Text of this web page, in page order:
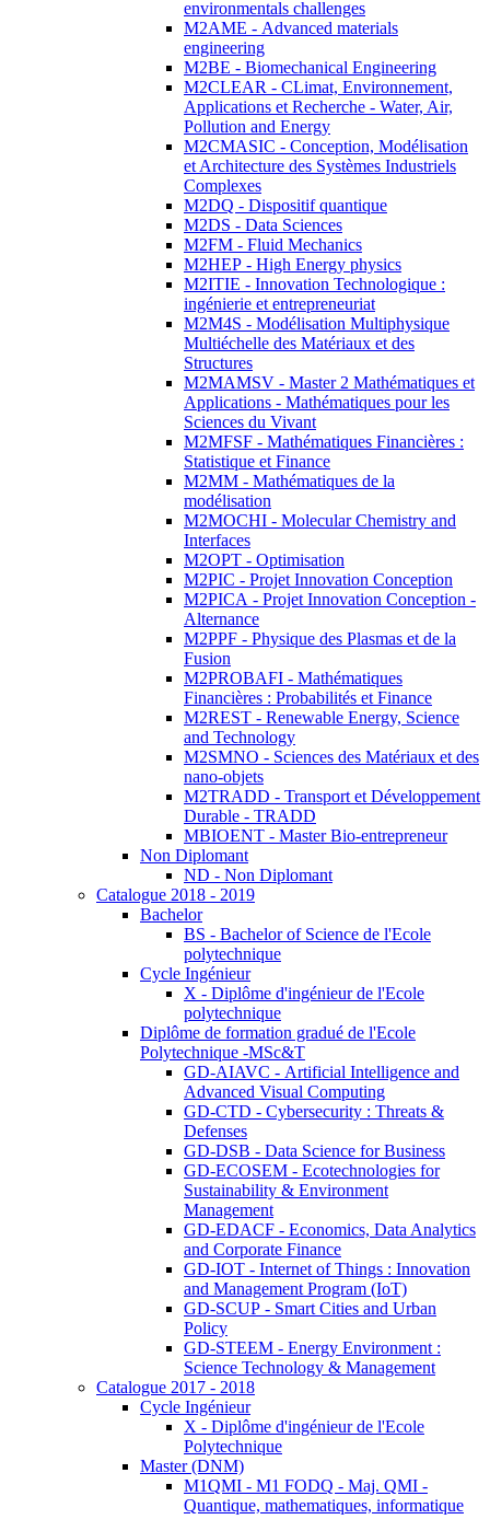
environmentals challenges
M2AME - Advanced materials
engineering
M2BE - Biomechanical Engineering
M2CLEAR - CLimat, Environnement,
Applications et Recherche - Water, Air,
Pollution and Energy
M2CMASIC - Conception, Modélisation
et Architecture des Systèmes Industriels
Complexes
M2DQ - Dispositif quantique
M2DS - Data Sciences
M2FM - Fluid Mechanics
M2HEP - High Energy physics
M2ITIE - Innovation Technologique :
ingénierie et entrepreneuriat
M2M4S - Modélisation Multiphysique
Multiéchelle des Matériaux et des
Structures
M2MAMSV - Master 2 Mathématiques et
Applications - Mathématiques pour les
Sciences du Vivant
M2MFSF - Mathématiques Financières :
Statistique et Finance
M2MM - Mathématiques de la
modélisation
M2MOCHI - Molecular Chemistry and
Interfaces
M2OPT - Optimisation
M2PIC - Projet Innovation Conception
M2PICA - Projet Innovation Conception -
Alternance
M2PPF - Physique des Plasmas et de la
Fusion
M2PROBAFI - Mathématiques
Financières : Probabilités et Finance
M2REST - Renewable Energy, Science
and Technology
M2SMNO - Sciences des Matériaux et des
nano-objets
M2TRADD - Transport et Développement
Durable - TRADD
MBIOENT - Master Bio-entrepreneur
Non Diplomant
ND - Non Diplomant
Catalogue 2018 - 2019
Bachelor
BS - Bachelor of Science de l'Ecole
polytechnique
Cycle Ingénieur
X - Diplôme d'ingénieur de l'Ecole
polytechnique
Diplôme de formation gradué de l'Ecole
Polytechnique -MSc&T
GD-AIAVC - Artificial Intelligence and
Advanced Visual Computing
GD-CTD - Cybersecurity : Threats &
Defenses
GD-DSB - Data Science for Business
GD-ECOSEM - Ecotechnologies for
Sustainability & Environment
Management
GD-EDACF - Economics, Data Analytics
and Corporate Finance
GD-IOT - Internet of Things : Innovation
and Management Program (IoT)
GD-SCUP - Smart Cities and Urban
Policy
GD-STEEM - Energy Environment :
Science Technology & Management
Catalogue 2017 - 2018
Cycle Ingénieur
X - Diplôme d'ingénieur de l'Ecole
Polytechnique
Master (DNM)
M1QMI - M1 FODQ - Maj. QMI -
Quantique, mathematiques, informatique